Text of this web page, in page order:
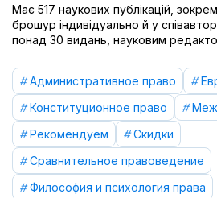
Має 517 наукових публікацій,
брошур індивідуально й у
понад 30 видань, науковим
Административное право
Конституционное право
Рекомендуем
Скидки
Сравнительное правоведение
Философия и психология права